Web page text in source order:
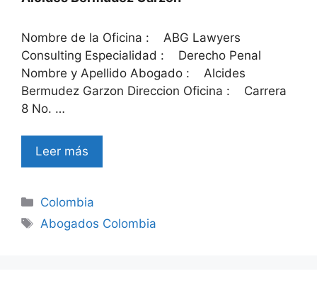
Nombre de la Oficina : ABG Lawyers
Consulting Especialidad : Derecho Penal
Nombre y Apellido Abogado : Alcides
Bermudez Garzon Direccion Oficina : Carrera
8 No. …
Leer más
Categories
Colombia
Tags
Abogados Colombia